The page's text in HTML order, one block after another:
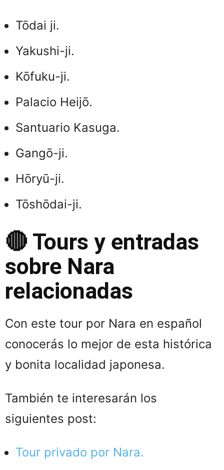
Tōdai ji.
Yakushi-ji.
Kōfuku-ji.
Palacio Heijō.
Santuario Kasuga.
Gangō-ji.
Hōryū-ji.
Tōshōdai-ji.
🔴 Tours y entradas
sobre Nara
relacionadas
Con este tour por Nara en español
conocerás lo mejor de esta histórica
y bonita localidad japonesa.
También te interesarán los
siguientes post:
Tour privado por Nara.